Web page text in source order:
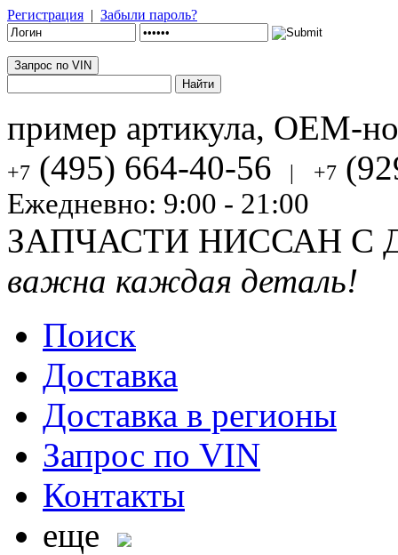
Регистрация | Забыли пароль?
Запрос по VIN
пример артикула, OEM-
+7 (495) 664-40-56 | +7
Ежедневно: 9:00 - 21:00
ЗАПЧАСТИ НИССАН С
важна каждая деталь!
Поиск
Доставка
Доставка в регионы
Запрос по VIN
Контакты
еще